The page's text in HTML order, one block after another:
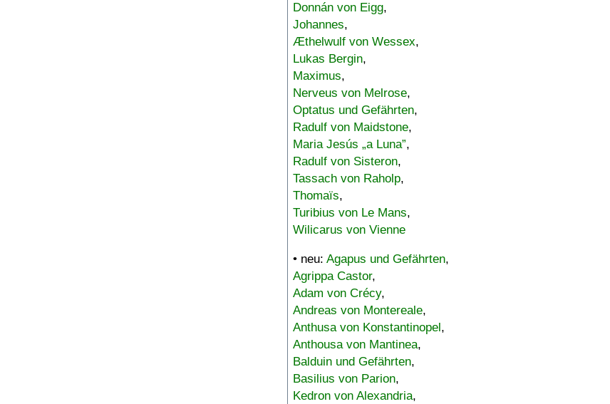
Donnán von Eigg,
Johannes,
Æthelwulf von Wessex,
Lukas Bergin,
Maximus,
Nerveus von Melrose,
Optatus und Gefährten,
Radulf von Maidstone,
Maria Jesús „a Luna”,
Radulf von Sisteron,
Tassach von Raholp,
Thomaïs,
Turibius von Le Mans,
Wilicarus von Vienne
• neu: Agapus und Gefährten,
Agrippa Castor,
Adam von Crécy,
Andreas von Montereale,
Anthusa von Konstantinopel,
Anthousa von Mantinea,
Balduin und Gefährten,
Basilius von Parion,
Kedron von Alexandria,